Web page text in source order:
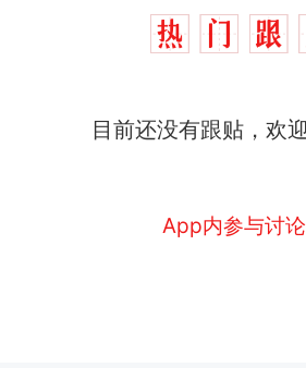
目前还没有跟贴，欢
App内参与讨论